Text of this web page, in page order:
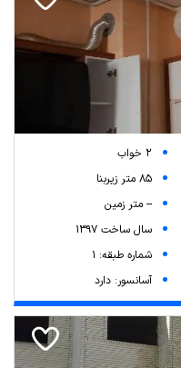
2 خواب
85 متر زیربنا
-- متر زمین
سال ساخت 1397
شماره طبقه: 1
آسانسور: دارد